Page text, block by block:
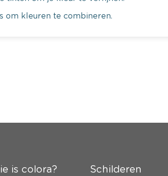
om kleuren te combineren.
is colora? Schilderen